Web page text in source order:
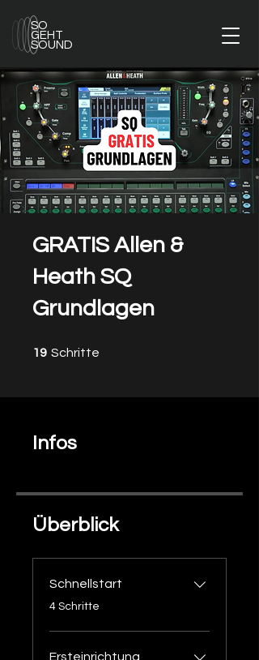
SO
GEHT
SOUND
GRATIS Allen &
Heath SQ
Grundlagen
19 Schritte
Infos
Überblick
Schnellstart
.
4 Schritte
Ersteinrichtung